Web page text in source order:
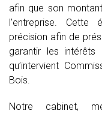
afin que son
l’entreprise.
précision afin de
garantir les intérêts
qu’intervient
Bois.
Notre cabinet,